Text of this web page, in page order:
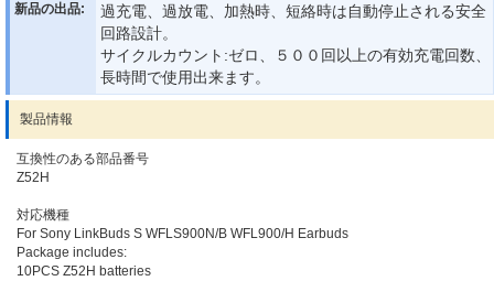
新品の出品:
過充電、過放電、加熱時、短絡時は自動停止される安全
回路設計。
サイクルカウント:ゼロ、５００回以上の有効充電回数、
長時間で使用出来ます。
製品情報
互換性のある部品番号
Z52H
対応機種
For Sony LinkBuds S WFLS900N/B WFL900/H Earbuds
Package includes:
10PCS Z52H batteries